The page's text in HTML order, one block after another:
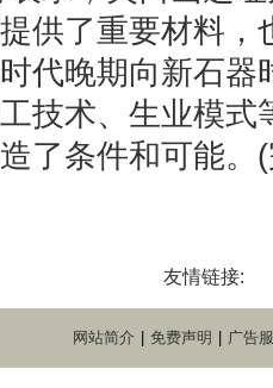
供了重要材料，
代晚期向新石器
技术、生业模式
了条件和可能。
友情链接:
网站简介 免费声明 广告